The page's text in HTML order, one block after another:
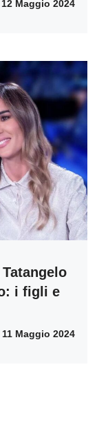
12 Maggio 2024
i figli e
11 Maggio 2024